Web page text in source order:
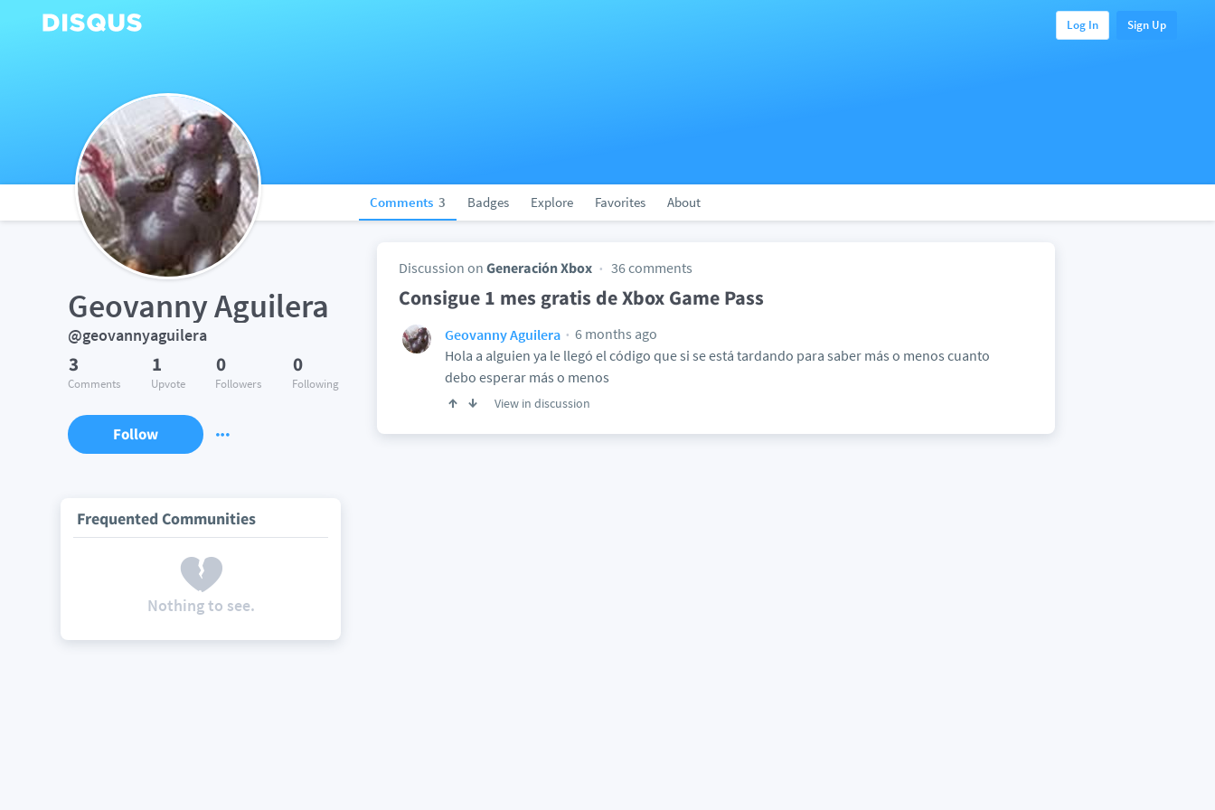
Log In Sign Up
Comments 3 Badges Explore Favorites About
Geovanny Aguilera
@geovannyaguilera
3
Comments
1
Upvote
0
Followers
0
Following
Follow
Frequented Communities
Nothing to see.
Discussion on Generación Xbox 36 comments
Consigue 1 mes gratis de Xbox Game Pass
Geovanny Aguilera
6 months ago
Hola a alguien ya le llegó el código que si se está tardando para saber más o menos cuanto
debo esperar más o menos
View in discussion